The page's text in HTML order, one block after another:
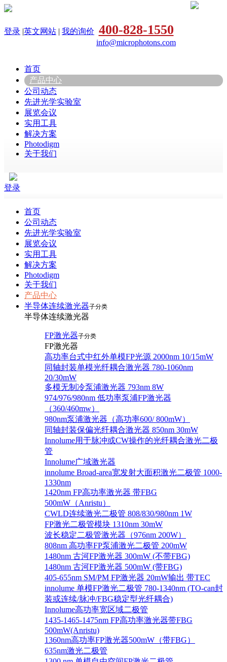
登录 |英文网站 | 我的询价 400-828-1550
info@microphotons.com
首页
产品中心
公司动态
先进光学实验室
展览会议
实用工具
解决方案
Photodigm
关于我们
登录
首页
公司动态
先进光学实验室
展览会议
实用工具
解决方案
Photodigm
关于我们
产品中心
半导体连续激光器子分类
半导体连续激光器
FP激光器子分类
FP激光器
高功率台式中红外单模FP光源 2000nm 10/15mW
同轴封装单模光纤耦合激光器 780-1060nm
20/30mW
多模无制冷泵浦激光器 793nm 8W
974/976/980nm 低功率泵浦FP激光器
（360/460mw）
980nm泵浦激光器（高功率600/ 800mW）
同轴封装保偏光纤耦合激光器 850nm 30mW
Innolume用于脉冲或CW操作的光纤耦合激光二极
管
Innolume广域激光器
innolume Broad-area宽发射大面积激光二极管 1000-
1330nm
1420nm FP高功率激光器 带FBG
500mW（Anristu）
CWLD连续激光二极管 808/830/980nm 1W
FP激光二极管模块 1310nm 30mW
波长稳定二极管激光器（976nm 200W）
808nm 高功率FP泵浦激光二极管 200mW
1480nm 古河FP激光器 300mW (不带FBG)
1480nm 古河FP激光器 500mW (带FBG)
405-655nm SM/PM FP激光器 20mW输出 带TEC
innolume 单模FP激光二极管 780-1340nm (TO-can封
装或连续/脉冲/FBG稳定型光纤耦合)
Innolume高功率宽区域二极管
1435-1465-1475nm FP高功率激光器带FBG
500mW(Anristu)
1360nm高功率FP激光器500mW（带FBG）
635nm激光二极管